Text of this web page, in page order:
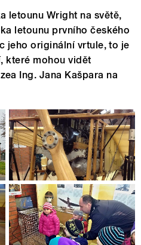
letounu Wright na světě,
letounu prvního českého
jeho originální vrtule, to je
které mohou vidět
Ing. Jana Kašpara na